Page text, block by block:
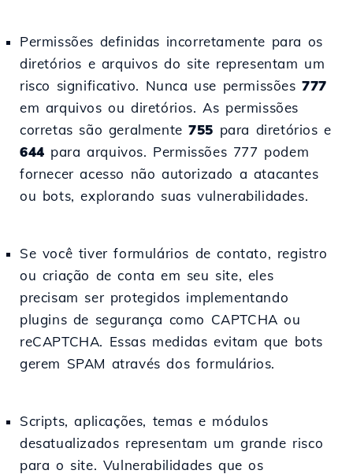
Permissões definidas incorretamente para os
diretórios e arquivos do site representam um
risco significativo. Nunca use permissões777
em arquivos ou diretórios. As permissões
corretas são geralmente755 para diretórios e
644 para arquivos. Permissões 777 podem
fornecer acesso não autorizado a atacantes
ou bots, explorando suas vulnerabilidades.
Se você tiver formulários de contato, registro
ou criação de conta em seu site, eles
precisam ser protegidos implementando
plugins de segurança como CAPTCHA ou
reCAPTCHA. Essas medidas evitam que bots
gerem SPAM através dos formulários.
Scripts, aplicações, temas e módulos
desatualizados representam um grande risco
para o site. Vulnerabilidades que os